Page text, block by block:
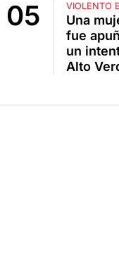
VIOLENTO
Una
fue
un
Alto